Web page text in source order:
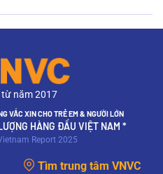
năm 2017
VẮC XIN CHO TRẺ EM & NGƯỜI LỚN
HÀNG ĐẦU VIỆT NAM *
Report 2025
Tìm trung tâm VNVC